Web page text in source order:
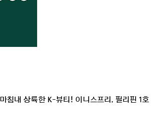
침내 상륙한 K-뷰티! 이니스프리, 필리핀 1호